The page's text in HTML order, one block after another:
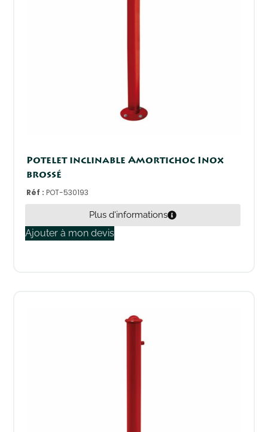
Potelet inclinable Amortichoc Inox
brossé
Réf :POT-530193
Plus d'informations
Ajouter à mon devis